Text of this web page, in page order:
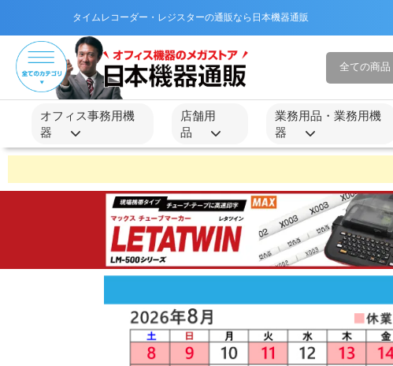
タイムレコーダー・レジスターの通販なら日本機器通販
オフィス事務用機
器
店舗用
品
業務用品・業務用機
器